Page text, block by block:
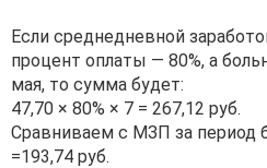
Если среднедневной
процент оплаты — 80%, а
мая, то сумма будет:
47,70 × 80% × 7 = 267,12 руб.
Сравниваем с МЗП за период
=193,74 руб.